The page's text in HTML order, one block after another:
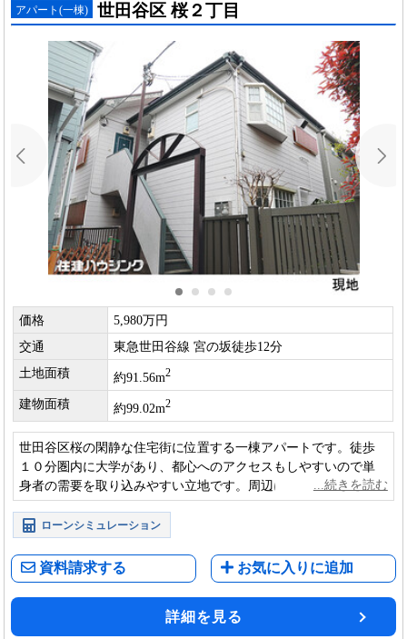
アパート(一棟) 世田谷区 桜２丁目
価格
5,980万円
交通
東急世田谷線 宮の坂徒歩12分
土地面積
約91.56m2
建物面積 約99.02m2
世田谷区桜の閑静な住宅街に位置する一棟アパートです。徒歩
１０分圏内に大学があり、都心へのアクセスもしやすいので単
身者の需要を取り込みやすい立地です。周辺に公園が多く、緑
豊かな環境です。
ローンシミュレーション
資料請求する お気に入りに追加
詳細を見る